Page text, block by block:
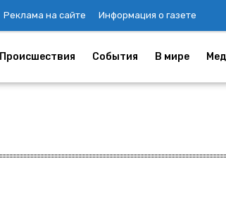
Реклама на сайте Информация о газете
Происшествия События В мире